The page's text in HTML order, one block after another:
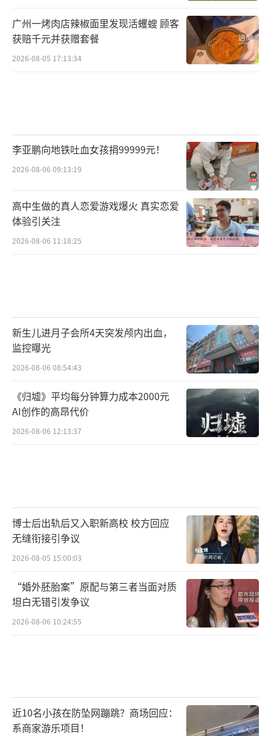
广州一烤肉店辣椒面里发现活蠼螋 顾客
获赔千元并获赠套餐
2026-08-05 17:13:34
李亚鹏向地铁吐血女孩捐99999元！
2026-08-06 09:13:19
高中生做的真人恋爱游戏爆火 真实恋爱
体验引关注
2026-08-06 11:18:25
新生儿进月子会所4天突发颅内出血，
监控曝光
2026-08-06 08:54:43
《归墟》平均每分钟算力成本2000元
AI创作的高昂代价
2026-08-06 12:13:37
博士后出轨后又入职新高校 校方回应
无缝衔接引争议
2026-08-05 15:00:03
“婚外胚胎案”原配与第三者当面对质
坦白无错引发争议
2026-08-06 10:24:55
近10名小孩在防坠网蹦跳？商场回应：
系商家游乐项目！